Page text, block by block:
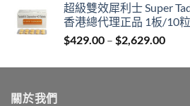
超級雙效犀利士 Super
香港總代理正品 1板/10粒
$429.00 – $2,629.00Price
關於我們